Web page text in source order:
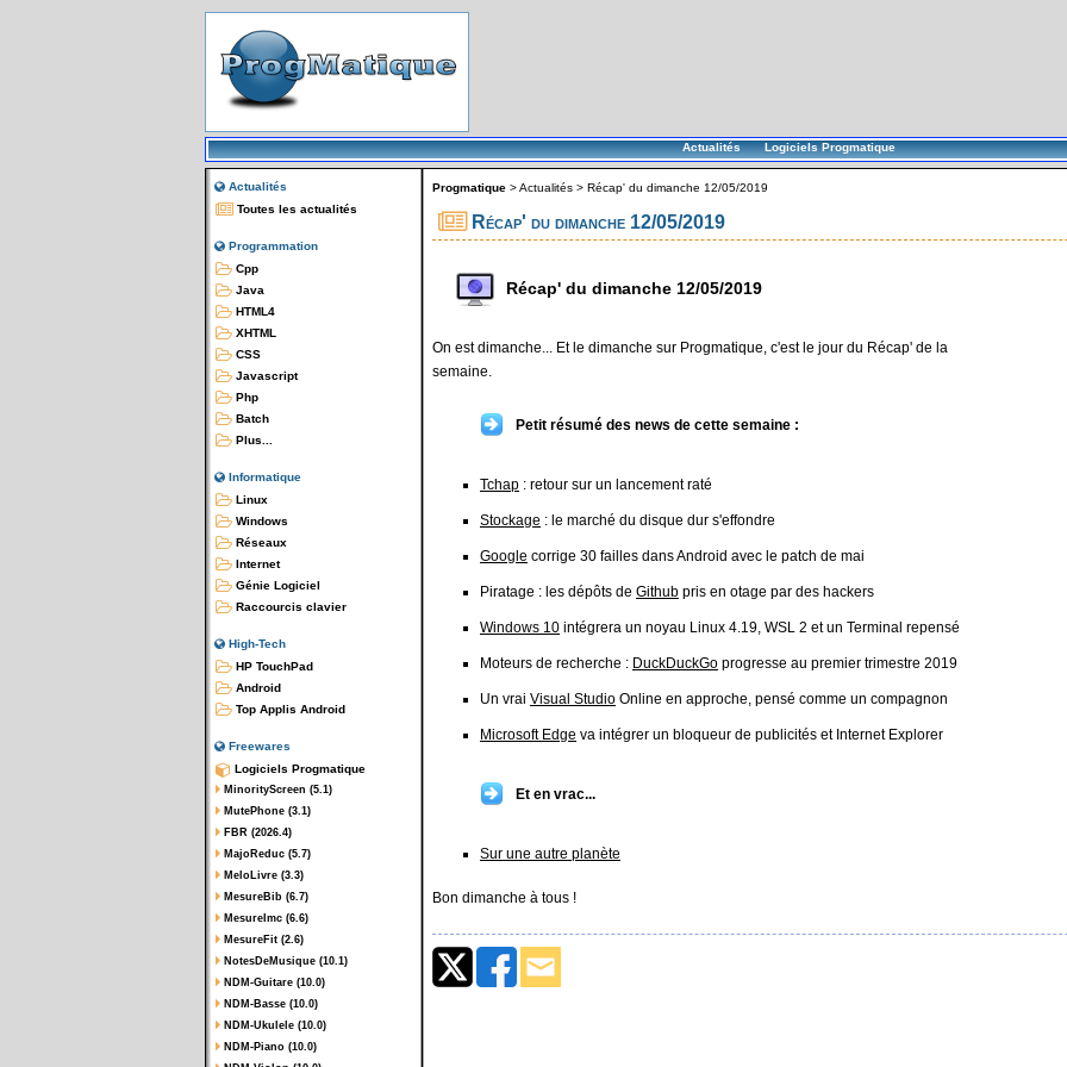
Actualités Logiciels Progmatique
Actualités
Toutes les actualités
Programmation
Cpp
Java
HTML4
XHTML
CSS
Javascript
Php
Batch
Plus...
Informatique
Linux
Windows
Réseaux
Internet
Génie Logiciel
Raccourcis clavier
High-Tech
HP TouchPad
Android
Top Applis Android
Freewares
Logiciels Progmatique
MinorityScreen (5.1)
MutePhone (3.1)
FBR (2026.4)
MajoReduc (5.7)
MeloLivre (3.3)
MesureBib (6.7)
MesureImc (6.6)
MesureFit (2.6)
NotesDeMusique (10.1)
NDM-Guitare (10.0)
NDM-Basse (10.0)
NDM-Ukulele (10.0)
NDM-Piano (10.0)
Progmatique >Actualités > Récap' du dimanche 12/05/2019
Récap' du dimanche 12/05/2019
Récap' du dimanche 12/05/2019
On est dimanche... Et le dimanche sur Progmatique, c'est le jour du Récap' de la
semaine.
Petit résumé des news de cette semaine :
Tchap : retour sur un lancement raté
Stockage : le marché du disque dur s'effondre
Google corrige 30 failles dans Android avec le patch de mai
Piratage : les dépôts de Github pris en otage par des hackers
Windows 10 intégrera un noyau Linux 4.19, WSL 2 et un Terminal repensé
Moteurs de recherche : DuckDuckGo progresse au premier trimestre 2019
Un vrai Visual Studio Online en approche, pensé comme un compagnon
Microsoft Edge va intégrer un bloqueur de publicités et Internet Explorer
Et en vrac...
Sur une autre planète
Bon dimanche à tous !